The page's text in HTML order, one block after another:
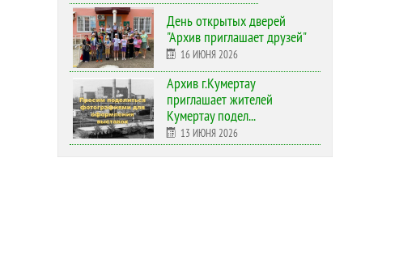
День открытых дверей
"Архив приглашает друзей"
16 ИЮНЯ 2026
Архив г.Кумертау
приглашает жителей
Кумертау подел...
13 ИЮНЯ 2026